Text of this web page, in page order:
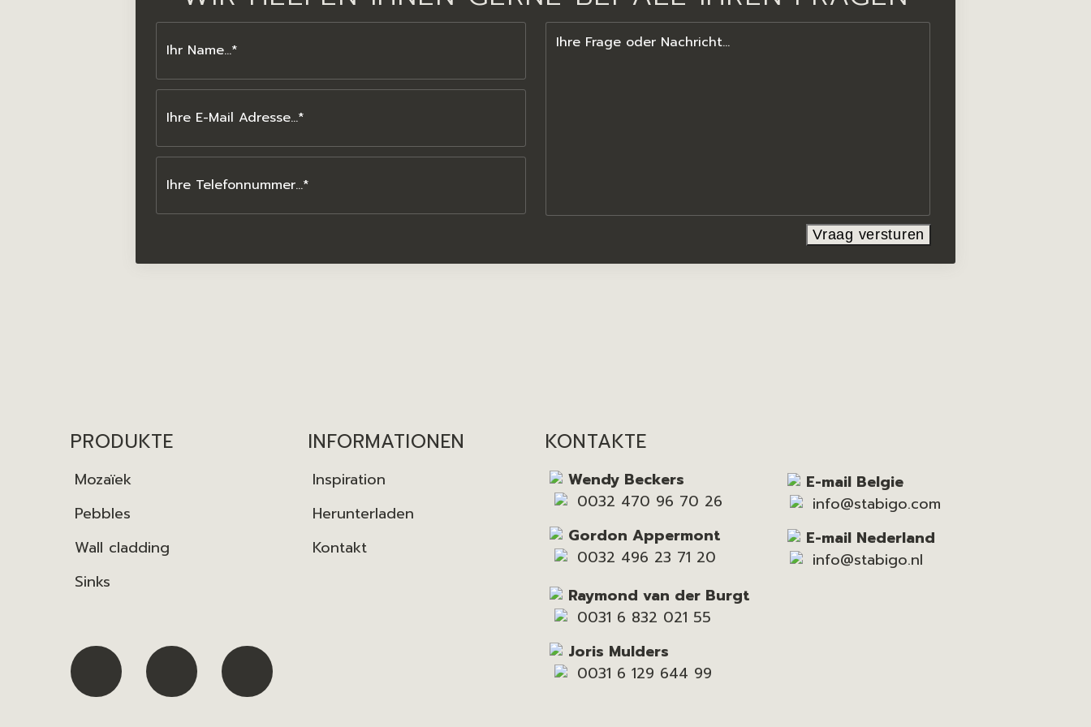
PRODUKTE
Mozaïek
Pebbles
Wall cladding
Sinks
INFORMATIONEN
Inspiration
Herunterladen
Kontakt
KONTAKTE
Wendy Beckers
0032 470 96 70 26
Gordon Appermont
0032 496 23 71 20
Raymond van der Burgt
0031 6 832 021 55
Joris Mulders
0031 6 129 644 99
E-mail Belgie
info@stabigo.com
E-mail Nederland
info@stabigo.nl